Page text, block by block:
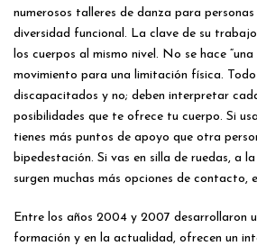
numerosos talleres de danza para
diversidad funcional. La clave de su
los cuerpos al mismo nivel. No se hace
movimiento para una limitación física. Todo
discapacitados y no; deben interpretar
posibilidades que te ofrece tu cuerpo. Si
tienes más puntos de apoyo que otra
bipedestación. Si vas en silla de ruedas, a
surgen muchas más opciones de contacto,
Entre los años 2004 y 2007 desarrollaron
formación y en la actualidad, ofrecen un